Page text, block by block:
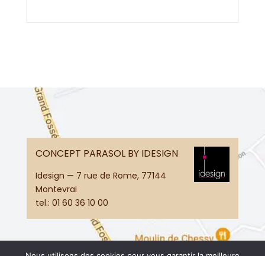
CONCEPT PARASOL BY IDESIGN
Idesign — 7 rue de Rome, 77144
Montevrai
tel.: 01 60 36 10 00